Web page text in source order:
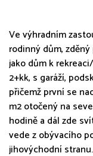
Ve výhradním
rodinný dům,
jako dům k
2+kk, s garáží,
přičemž první se
m2 otočený na
hodině a dál zde
vede z obývacího
jihovýchodní